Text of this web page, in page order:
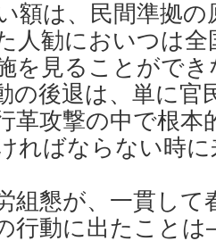
額は、民間準拠
人勧においつは
を見ることがで
の後退は、単に官
革攻撃の中で根本
ればならない時
組懇が、一貫して
行動に出たことは